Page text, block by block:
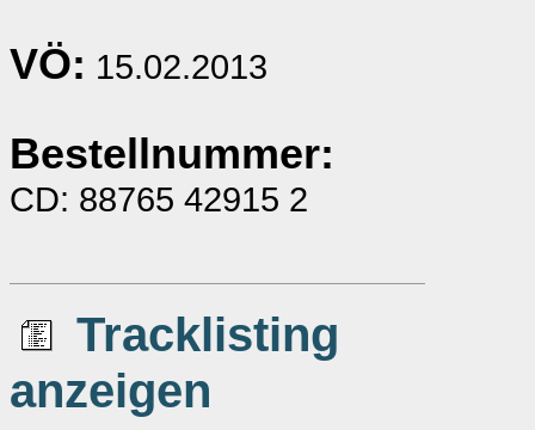
VÖ: 15.02.2013
Bestellnummer:
CD: 88765 42915 2
Tracklisting
anzeigen